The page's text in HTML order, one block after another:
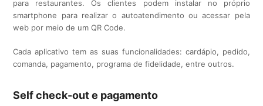
para restaurantes. Os clientes podem instalar no próprio
smartphone para realizar o autoatendimento ou acessar pela
web por meio de um QR Code.
Cada aplicativo tem as suas funcionalidades: cardápio, pedido,
comanda, pagamento, programa de fidelidade, entre outros.
Self check-out e pagamento